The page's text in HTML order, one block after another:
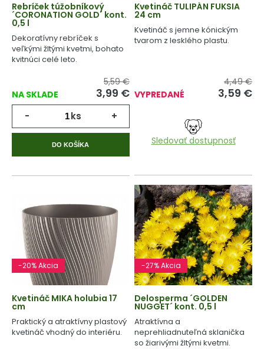
Rebríček túžobníkový
´CORONATION GOLD´ kont.
0,5 l
Dekoratívny rebríček s
veľkými žltými kvetmi, bohato
kvitnúci celé leto.
NA SKLADE
5,59 €
3,99 €
- ks +
DO KOŠÍKA
Kvetináč TULIPÁN FUKSIA
24 cm
Kvetináč s jemne kónickým
tvarom z lesklého plastu.
VYPREDANÉ
4,49 €
3,59 €
Sledovať dostupnosť
-20% Akcia
Kvetináč MIKA holubia 17
cm
Praktický a atraktívny plastový
kvetináč vhodný do interiéru.
-27% Akcia
Delosperma ´GOLDEN
NUGGET´ kont. 0,5 l
Atraktívna a
neprehliadnuteľná sklanička
so žiarivými žltými kvetmi.